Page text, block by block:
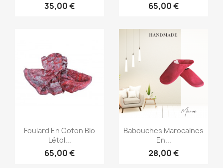
35,00 € 65,00 €
Aperçu rapide
Foulard En Coton Bio
Létol...
65,00 €
Aperçu rapide
Babouches Marocaines
En...
28,00 €